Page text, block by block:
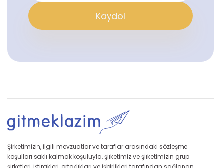
Kaydol
Şirketimizin, ilgili mevzuatlar ve taraflar arasındaki sözleşme
koşulları saklı kalmak koşuluyla, şirketimiz ve şirketimizin grup
şirketleri, iştirakleri, ortaklıkları ve işbirlikleri tarafından sağlanan